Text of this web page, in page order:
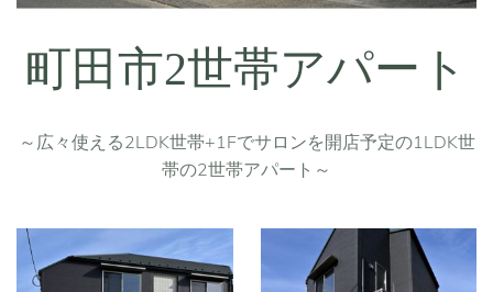
町田市2世帯アパート
～広々使える2LDK世帯+1Fでサロンを開店予定の1LDK世
帯の2世帯アパート～